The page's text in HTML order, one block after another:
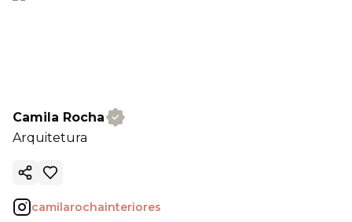
Camila Rocha
Arquitetura
Copiar enlace
camilarochainteriores